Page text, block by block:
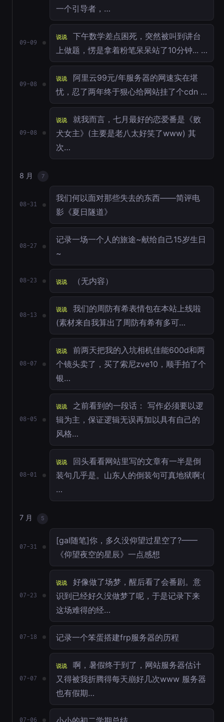
一个引导者，…
09-09
说说
下午数学差点困死，突然被叫到讲台
上做题，愣是拿着粉笔呆呆站了10分钟... …
09-08
说说
阿里云99元/年服务器的网速实在堪
忧，忍了两年终于狠心给网站挂了个cdn …
09-08
说说
就我而言，七月最好的恋爱番是《败
犬女主》(主要是老八太好笑了www) 其
次…
8 月 7
08-31
我们何以面对那些失去的东西——简评电
影《夏日隧道》
08-27
记录一场一个人的旅途~献给自己15岁生日
~
08-23 说说 （无内容）
08-13
说说
我们的周防有希表情包在本站上线啦
(素材来自我算出了周防有希有多可…
08-07
说说
前两天把我的入坑相机佳能600d和两
个镜头卖了，买了索尼zve10，顺手拍了个
银…
08-05
说说
之前看到的一段话： 写作必须要以逻
辑为主，保证逻辑无误再加以具有自己的
风格…
08-01
说说
回头看看网站里写的文章有一半是倒
装句几乎是。山东人的倒装句可真地狱啊:(
…
7 月 5
07-31
[gal随笔]你，多久没仰望过星空了?——
《仰望夜空的星辰》一点感想
07-23
说说
好像做了场梦，醒后看了会番剧。意
识到已经好久没做梦了呢，于是记录下来
这场难得的经…
07-18 记录一个笨蛋搭建frp服务器的历程
07-07
说说
啊，暑假终于到了，网站服务器估计
又得被我折腾得每天崩好几次www 服务器
也有假期…
07-06